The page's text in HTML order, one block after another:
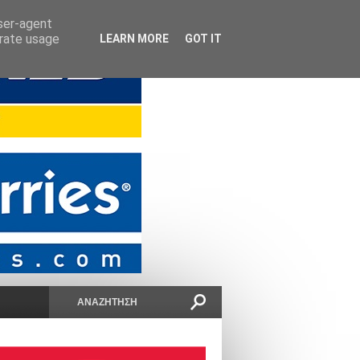
agent
usage
LEARN MORE GOT IT